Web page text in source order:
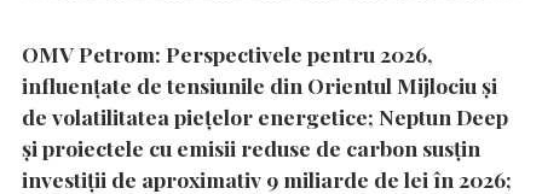
OMV Petrom: Perspectivele pentru 2026,
influențate de tensiunile din Orientul Mijlociu și
de volatilitatea piețelor energetice; Neptun Deep
și proiectele cu emisii reduse de carbon susțin
investiții de aproximativ 9 miliarde de lei în 2026;